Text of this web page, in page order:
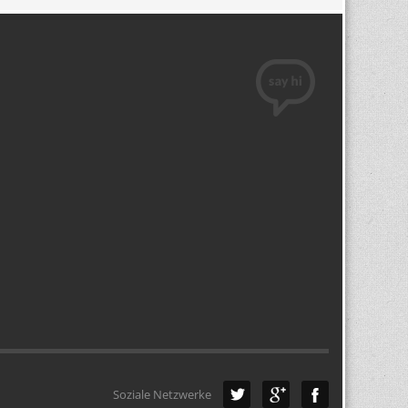
Soziale Netzwerke